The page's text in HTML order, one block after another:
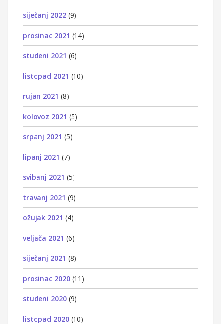
siječanj 2022 (9)
prosinac 2021 (14)
studeni 2021 (6)
listopad 2021 (10)
rujan 2021 (8)
kolovoz 2021 (5)
srpanj 2021 (5)
lipanj 2021 (7)
svibanj 2021 (5)
travanj 2021 (9)
ožujak 2021 (4)
veljača 2021 (6)
siječanj 2021 (8)
prosinac 2020 (11)
studeni 2020 (9)
listopad 2020 (10)